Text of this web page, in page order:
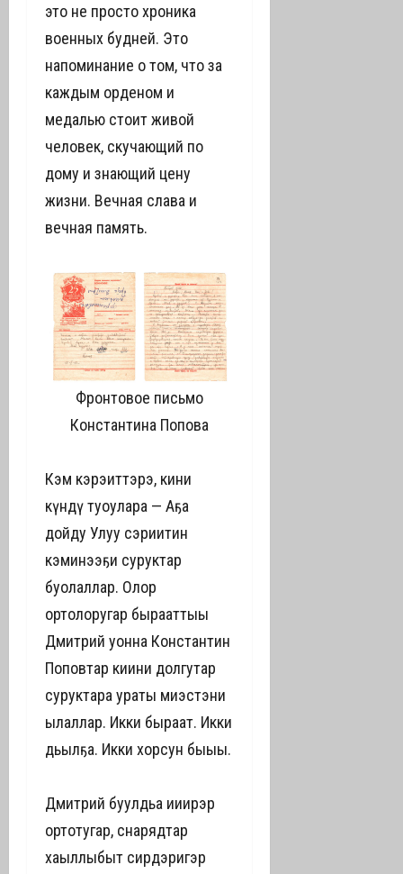
это не просто хроника
военных будней. Это
напоминание о том, что за
каждым орденом и
медалью стоит живой
человек, скучающий по
дому и знающий цену
жизни. Вечная слава и
вечная память.
Фронтовое письмо
Константина Попова
Кэм кэрэһиттэрэ, кини
күндү туоһулара — Аҕа
дойду Улуу сэриитин
кэминээҕи суруктар
буолаллар. Олор
ортолоругар бырааттыы
Дмитрий уонна Константин
Поповтар киһини долгутар
суруктара ураты миэстэни
ылаллар. Икки быраат. Икки
дьылҕа. Икки хорсун быһыы.
Дмитрий буулдьа иһиирэр
ортотугар, снарядтар
хаһыллыбыт сирдэригэр